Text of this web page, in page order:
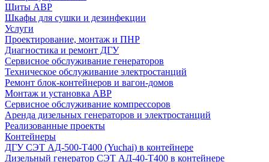
Щиты АВР
Шкафы для сушки и дезинфекции
Услуги
Проектирование, монтаж и ПНР
Диагностика и ремонт ДГУ
Сервисное обслуживание генераторов
Техническое обслуживание электростанций
Ремонт блок-контейнеров и вагон-домов
Монтаж и установка АВР
Сервисное обслуживание компрессоров
Аренда дизельных генераторов и электростанций
Реализованные проекты
Контейнеры
ДГУ СЭТ АД-500-Т400 (Yuchai) в контейнере
Дизельный генератор СЭТ АД-40-Т400 в контейнере